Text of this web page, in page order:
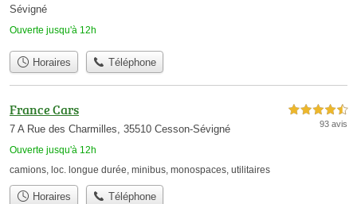
Sévigné
Ouverte jusqu'à 12h
Horaires Téléphone
France Cars
7 A Rue des Charmilles, 35510 Cesson-Sévigné
Ouverte jusqu'à 12h
4,5 étoiles sur 5
93 avis
camions, loc. longue durée, minibus, monospaces, utilitaires
Horaires Téléphone